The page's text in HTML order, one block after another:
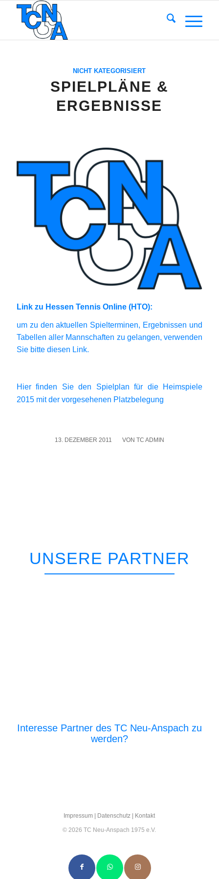
NICHT KATEGORISIERT
SPIELPLÄNE &
ERGEBNISSE
Link zu Hes­sen Ten­nis Online (HTO):
um zu den aktu­el­len Spiel­ter­mi­nen, Ergeb­nis­sen und
Tabel­len aller Mann­schaf­ten zu gelan­gen, ver­wen­den
Sie bit­te die­sen Link.
Hier fin­den Sie den Spiel­plan für die Heim­spie­le
2015 mit der vor­ge­se­he­nen Platz­be­le­gung
13. DEZEMBER 2011
/ VON TC ADMIN
UNSERE PARTNER
Interesse Partner des TC Neu-Anspach zu
werden?
Impres­sum | Daten­schutz | Kon­takt
© 2026 TC Neu-Anspach 1975 e.V.